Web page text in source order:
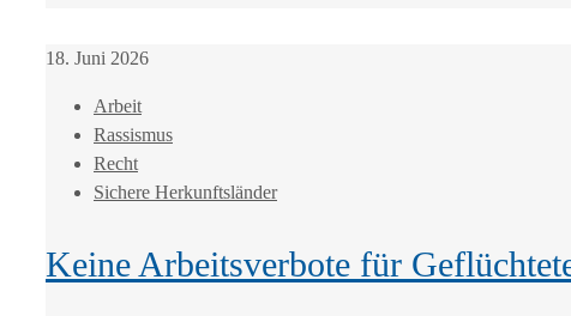
18. Juni 2026
Arbeit
Rassismus
Recht
Sichere Herkunftsländer
Keine Arbeitsverbote für